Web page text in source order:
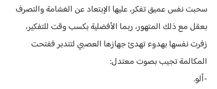
سحبت نفس عميق تفكر، عليها الإبتعاد عن الغشامة والتصرف
بعقل مع ذلك المتهور، ربما الأفضلية بكسب وقت للتفكير،
زفرت نفسها بهدوء تهدئ جهازها العصبي لتتدبر ففتحت
المكالمة تجيب بصوت معتدل:
-ألو.